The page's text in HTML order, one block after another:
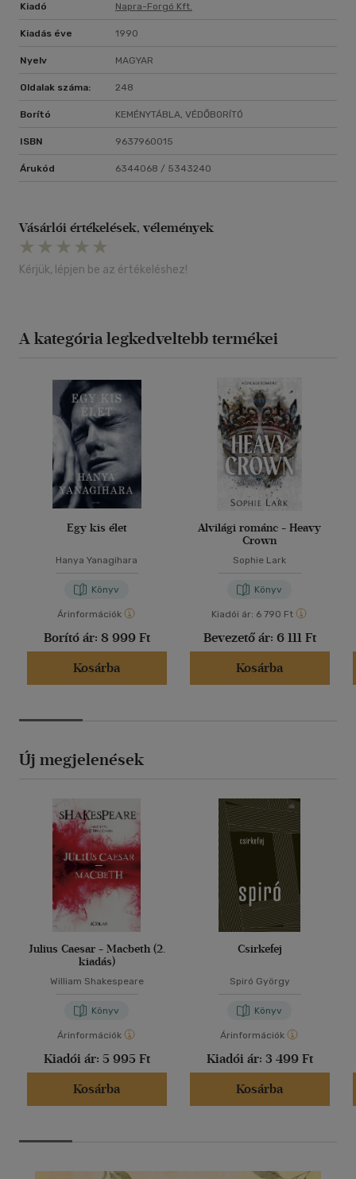
Kiadó Napra-Forgó Kft.
Kiadás éve 1990
Nyelv MAGYAR
Oldalak száma: 248
Borító KEMÉNYTÁBLA, VÉDŐBORÍTÓ
ISBN 9637960015
Árukód 6344068 / 5343240
Vásárlói értékelések, vélemények
Kérjük, lépjen be az értékeléshez!
A kategória legkedveltebb termékei
Egy kis élet
Hanya Yanagihara
Könyv
Árinformációk
Borító ár: 8 999 Ft
Kosárba
Alvilági románc - Heavy
Crown
Sophie Lark
Könyv
Kiadói ár: 6 790 Ft
Bevezető ár: 6 111 Ft
Kosárba
Új megjelenések
Julius Caesar - Macbeth (2.
kiadás)
William Shakespeare
Könyv
Árinformációk
Kiadói ár: 5 995 Ft
Kosárba
Csirkefej
Spiró György
Könyv
Árinformációk
Kiadói ár: 3 499 Ft
Kosárba